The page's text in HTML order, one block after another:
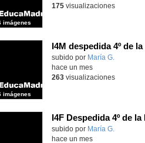
imágenes
175visualizaciones
subido por María G.
imágenes
hace un mes
263visualizaciones
subido por María G.
hace un mes